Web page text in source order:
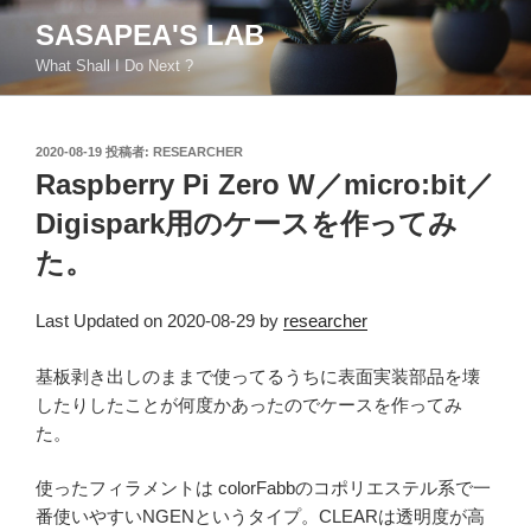
コ
ン
SASAPEA'S LAB
What Shall I Do Next ?
投
稿
日:
2020-08-19 投稿者: RESEARCHER
Raspberry Pi Zero W／micro:bit／
Digispark用のケースを作ってみ
た。
Last Updated on 2020-08-29 by researcher
基板剥き出しのままで使ってるうちに表面実装部品を壊
したりしたことが何度かあったのでケースを作ってみ
た。
使ったフィラメントは colorFabbのコポリエステル系で一
番使いやすいNGENというタイプ。CLEARは透明度が高